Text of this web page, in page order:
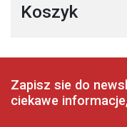
Koszyk
Zapisz sie do
ciekawe